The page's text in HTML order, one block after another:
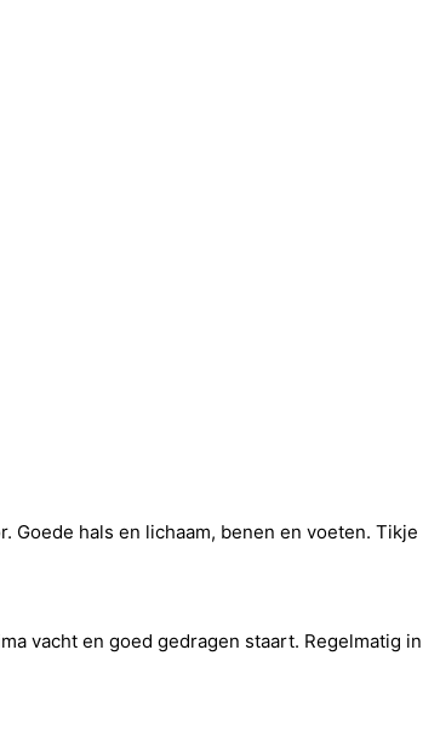
Goede hals en lichaam, benen en voeten. Tikje
vacht en goed gedragen staart. Regelmatig in